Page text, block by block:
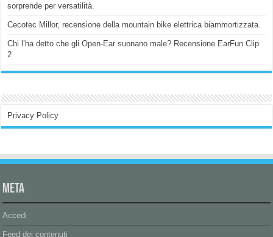
sorprende per versatilità.
Cecotec Millor, recensione della mountain bike elettrica biammortizzata.
Chi l’ha detto che gli Open-Ear suonano male? Recensione EarFun Clip
2
Privacy Policy
Meta
Accedi
Feed dei contenuti